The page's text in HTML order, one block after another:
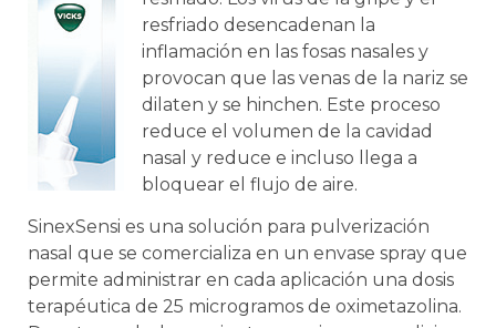
resfriado desencadenan la
inflamación en las fosas nasales y
provocan que las venas de la nariz se
dilaten y se hinchen. Este proceso
reduce el volumen de la cavidad
nasal y reduce e incluso llega a
bloquear el flujo de aire.
SinexSensi es una solución para pulverización
nasal que se comercializa en un envase spray que
permite administrar en cada aplicación una dosis
terapéutica de 25 microgramos de oximetazolina.